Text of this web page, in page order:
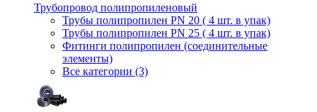
Трубопровод полипропиленовый
Трубы полипропилен PN 20 ( 4 шт. в упак)
Трубы полипропилен PN 25 ( 4 шт. в упак)
Фитинги полипропилен (cоединительные
элементы)
Все категории (3)